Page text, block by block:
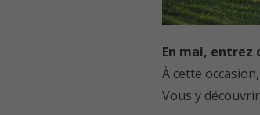
En mai, entrez
À cette
Vous y